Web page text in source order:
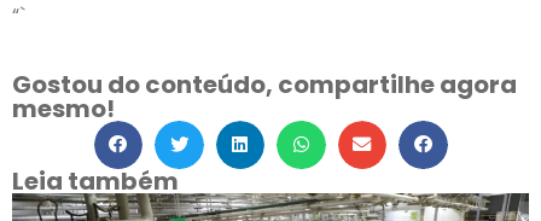
“`
Gostou do conteúdo, compartilhe agora
mesmo!
Leia também